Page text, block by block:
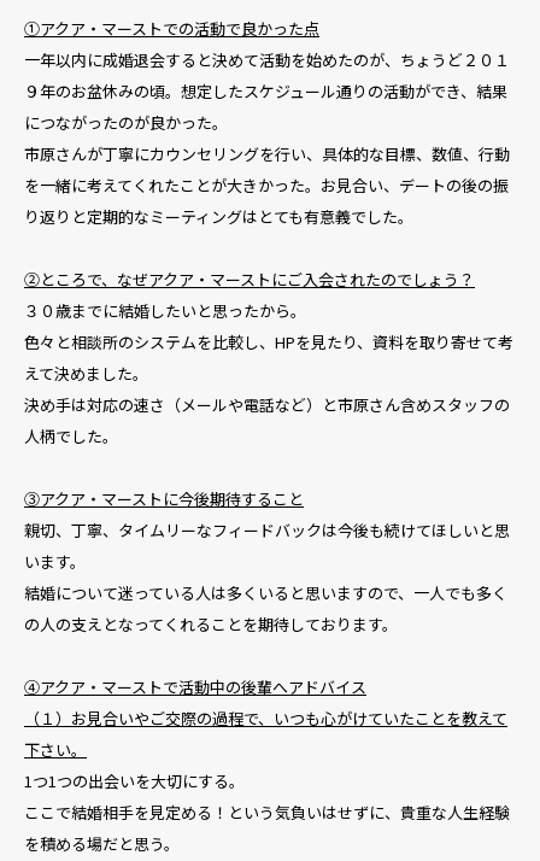
①アクア・マーストでの活動で良かった点
一年以内に成婚退会すると決めて活動を始めたのが、ちょうど２０１
９年のお盆休みの頃。想定したスケジュール通りの活動ができ、結果
につながったのが良かった。
市原さんが丁寧にカウンセリングを行い、具体的な目標、数値、行動
を一緒に考えてくれたことが大きかった。お見合い、デートの後の振
り返りと定期的なミーティングはとても有意義でした。
②ところで、なぜアクア・マーストにご入会されたのでしょう？
３０歳までに結婚したいと思ったから。
色々と相談所のシステムを比較し、HPを見たり、資料を取り寄せて考
えて決めました。
決め手は対応の速さ（メールや電話など）と市原さん含めスタッフの
人柄でした。
③アクア・マーストに今後期待すること
親切、丁寧、タイムリーなフィードバックは今後も続けてほしいと思
います。
結婚について迷っている人は多くいると思いますので、一人でも多く
の人の支えとなってくれることを期待しております。
④アクア・マーストで活動中の後輩へアドバイス
（１）お見合いやご交際の過程で、いつも心がけていたことを教えて
下さい。
1つ1つの出会いを大切にする。
ここで結婚相手を見定める！という気負いはせずに、貴重な人生経験
を積める場だと思う。